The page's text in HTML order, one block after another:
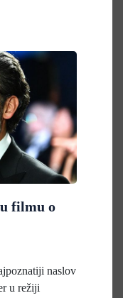
filmu o
naslov
u režiji